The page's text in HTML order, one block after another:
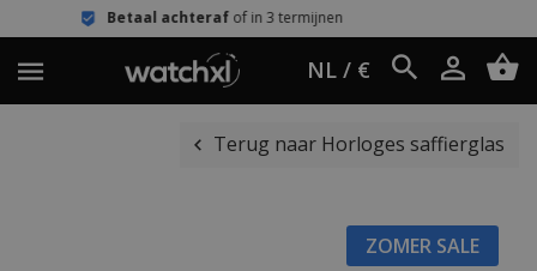
achterafof in 3 termijnen
NL / €
Terug naar Horloges saffierglas
ZOMER SALE